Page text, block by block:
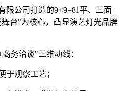
限公司打造的9×9=81平、三面
台"为核心，凸显演艺灯光品牌
务洽谈"三维动线：
于观察工艺；